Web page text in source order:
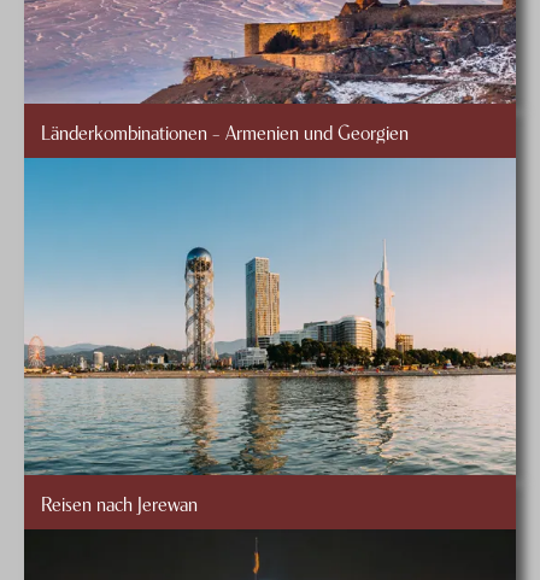
Länderkombinationen – Armenien und Georgien
Reisen nach Jerewan